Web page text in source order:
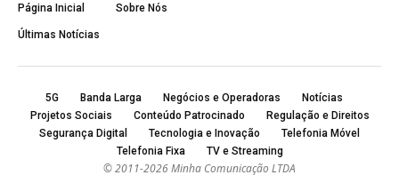
Página Inicial
Últimas Notícias
Sobre Nós
5G Banda Larga Negócios e Operadoras
Notícias
Projetos Sociais
Conteúdo Patrocinado
Regulação e Direitos
Segurança Digital
Tecnologia e Inovação
Telefonia Móvel
Telefonia Fixa
TV e Streaming
© 2011-2026 Minha Comunicação LTDA